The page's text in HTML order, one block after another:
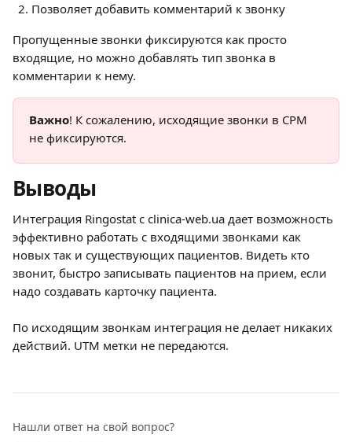
Позволяет добавить комментарий к звонку
Пропущенные звонки фиксируются как просто
входящие, но можно добавлять тип звонка в
комментарии к нему.
Важно! К сожалению, исходящие звонки в СРМ
не фиксируются.
Выводы
Интеграция Ringostat с clinica-web.ua дает возможность
эффективно работать с входящими звонками как
новых так и существующих пациентов. Видеть кто
звонит, быстро записывать пациентов на прием, если
надо создавать карточку пациента.
По исходящим звонкам интеграция не делает никаких
действий. UTM метки не передаются.
Нашли ответ на свой вопрос?